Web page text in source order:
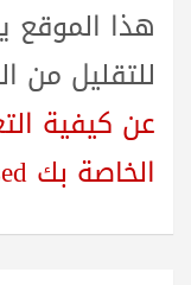
هذا
للتقليل من
عن كيفية
الخاصة بك processed